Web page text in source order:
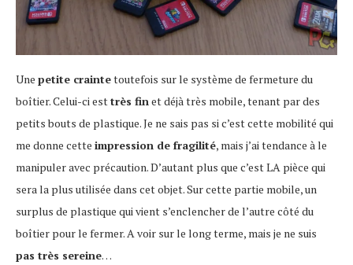
Une petite craintetoutefois sur le système de fermeture du
boîtier. Celui-ci esttrès finet déjà très mobile, tenant par des
petits bouts de plastique. Je ne sais pas si c’est cette mobilité qui
me donne cette impression de fragilité, mais j’ai tendance à le
manipuler avec précaution. D’autant plus que c’est LA pièce qui
sera la plus utilisée dans cet objet. Sur cette partie mobile, un
surplus de plastique qui vient s’enclencher de l’autre côté du
boîtier pour le fermer. A voir sur le long terme, mais je ne suis
pas très sereine…